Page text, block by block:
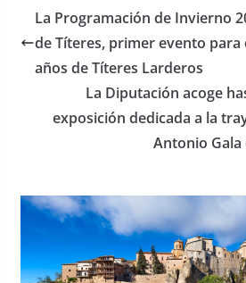
e
b
o
o
k
er s
A
p
p
La Programación de Invierno
de Títeres, primer evento para
años de Títeres Larderos
La Diputación acoge
exposición dedicada a la
Antonio Gala